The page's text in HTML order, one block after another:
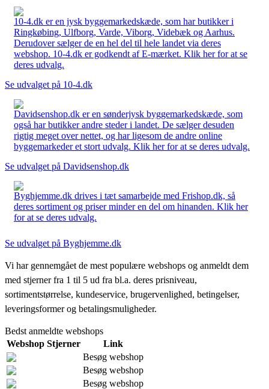
10-4.dk er en jysk byggemarkedskæde, som har butikker i
Ringkøbing, Ulfborg, Varde, Viborg, Videbæk og Aarhus.
Derudover sælger de en hel del til hele landet via deres
webshop. 10-4.dk er godkendt af E-mærket. Klik her for at se
deres udvalg.
Se udvalget på 10-4.dk
Davidsenshop.dk er en sønderjysk byggemarkedskæde, som
også har butikker andre steder i landet. De sælger desuden
rigtig meget over nettet, og har ligesom de andre online
byggemarkeder et stort udvalg. Klik her for at se deres udvalg.
Se udvalget på Davidsenshop.dk
Byghjemme.dk drives i tæt samarbejde med Frishop.dk, så
deres sortiment og priser minder en del om hinanden. Klik her
for at se deres udvalg.
Se udvalget på Byghjemme.dk
Vi har gennemgået de mest populære webshops og anmeldt dem
med stjerner fra 1 til 5 ud fra bl.a. deres prisniveau,
sortimentstørrelse, kundeservice, brugervenlighed, betingelser,
leveringsformer og betalingsmuligheder.
Bedst anmeldte webshops
Webshop Stjerner
Link
Besøg webshop
Besøg webshop
Besøg webshop